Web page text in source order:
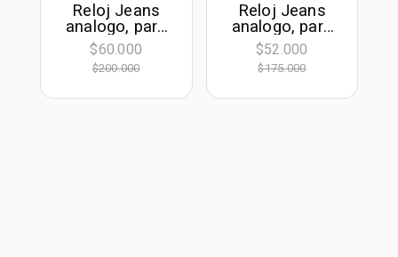
Reloj Jeans
analogo, para
Dama, tablero
redondo color
morado, estilo
$60.000
$200.000
Reloj Jeans
analogo, para
Dama, tablero
redondo color
plateado, estilo
$52.000
$175.000